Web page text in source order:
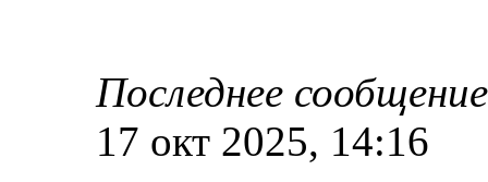
Последнее
17 окт 2025, 14:16